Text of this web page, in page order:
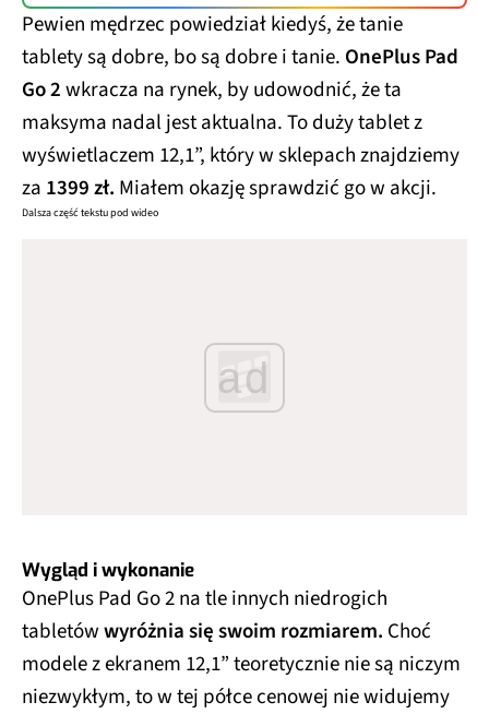
Pewien mędrzec powiedział kiedyś, że tanie
tablety są dobre, bo są dobre i tanie. OnePlus Pad
Go 2wkracza na rynek, by udowodnić, że ta
maksyma nadal jest aktualna. To duży tablet z
wyświetlaczem 12,1”, który w sklepach znajdziemy
za 1399 zł. Miałem okazję sprawdzić go w akcji.
Dalsza część tekstu pod wideo
ad
Wygląd i wykonanie
OnePlus Pad Go 2 na tle innych niedrogich
tabletówwyróżnia się swoim rozmiarem. Choć
modele z ekranem 12,1” teoretycznie nie są niczym
niezwykłym, to w tej półce cenowej nie widujemy